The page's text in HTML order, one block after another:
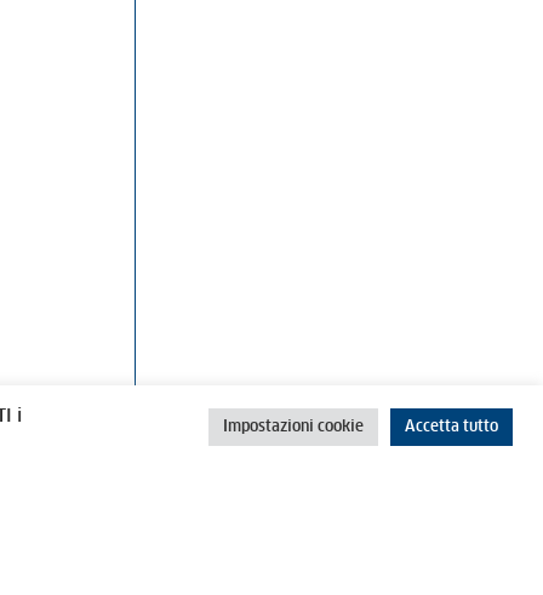
i
Impostazioni cookie Accetta tutto